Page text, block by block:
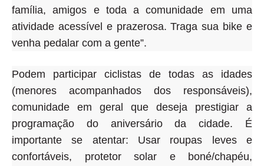
família, amigos e toda a comunidade em uma
atividade acessível e prazerosa. Traga sua bike e
venha pedalar com a gente”.
Podem participar ciclistas de todas as idades
(menores acompanhados dos responsáveis),
comunidade em geral que deseja prestigiar a
programação do aniversário da cidade. É
importante se atentar: Usar roupas leves e
confortáveis, protetor solar e boné/chapéu,